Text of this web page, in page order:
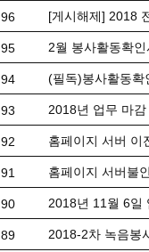
96 [게시해제] 2018
95 2월 봉사활동확
94 (필독)봉사활동확
93 2018년 업무 마감
92 홈페이지 서버 이
91 홈페이지 서버불
90 2018년 11월 6일
89 2018-2차 녹음봉